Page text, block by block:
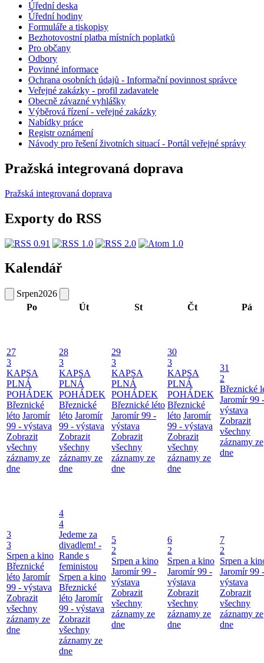
Úřední deska
Úřední hodiny
Formuláře a tiskopisy
Bezhotovostní platba místních poplatků
Pro občany
Odbory
Povinné informace
Ochrana osobních údajů - Informační povinnost správce
Veřejné zakázky - profil zadavatele
Obecně závazné vyhlášky
Výběrová řízení - veřejné zakázky
Nabídky práce
Registr oznámení
Návody pro řešení životních situací - Portál veřejné správy
Pražská integrovaná doprava
Pražská integrovaná doprava
Exporty do RSS
Kalendář
Srpen2026
Po
Út St Čt Pá
27
3
KAPSA
PLNÁ
POHÁDEK
Březnické
léto Jaromír
99 - výstava
Zobrazit
všechny
záznamy ze
dne
28
3
KAPSA
PLNÁ
POHÁDEK
Březnické
léto Jaromír
99 - výstava
Zobrazit
všechny
záznamy ze
dne
29
3
KAPSA
PLNÁ
POHÁDEK
Březnické léto
Jaromír 99 -
výstava
Zobrazit
všechny
záznamy ze
dne
30
3
KAPSA
PLNÁ
POHÁDEK
Březnické
léto Jaromír
99 - výstava
Zobrazit
všechny
záznamy ze
dne
31
2
Březnické
Jaromír 99 -
výstava
Zobrazit
všechny
záznamy ze
dne
3
3
Srpen a kino
Březnické
léto Jaromír
99 - výstava
Zobrazit
všechny
záznamy ze
dne
4
4
Jedeme za
divadlem! -
Rande s
feministou
Srpen a kino
Březnické
léto Jaromír
99 - výstava
Zobrazit
všechny
záznamy ze
dne
5
2
Srpen a kino
Jaromír 99 -
výstava
Zobrazit
všechny
záznamy ze
dne
6
2
Srpen a kino
Jaromír 99 -
výstava
Zobrazit
všechny
záznamy ze
dne
7
2
Srpen a
Jaromír 99 -
výstava
Zobrazit
všechny
záznamy ze
dne